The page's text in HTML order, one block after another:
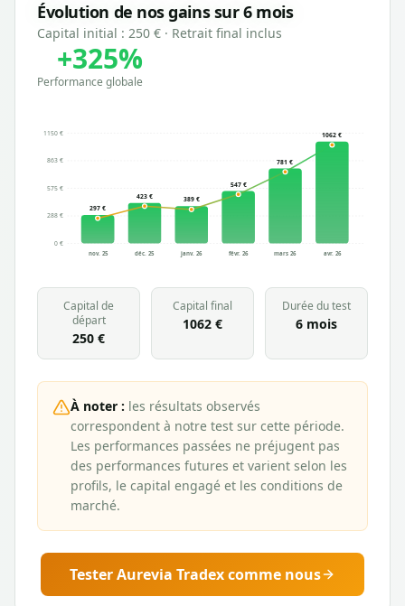
Évolution de nos gains sur 6 mois
Capital initial : 250 € · Retrait final inclus
+325%
Performance globale
1150 €
863 €
575 €
288 €
0 €
297 €
nov. 25
423€
déc. 25
389€
janv. 26
547€
févr. 26
781 €
mars 26
1062 €
avr. 26
Capital de
départ
250 €
Capital final
1062 €
Durée du test
6 mois
À noter : les résultats observés
correspondent à notre test sur cette période.
Les performances passées ne préjugent pas
des performances futures et varient selon les
profils, le capital engagé et les conditions de
marché.
TesterAurevia Tradexcomme nous